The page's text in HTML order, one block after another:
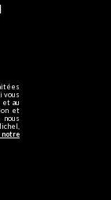
vous
et au
et
nous
notre